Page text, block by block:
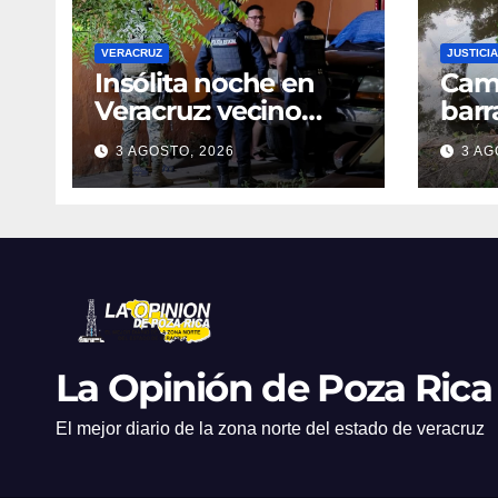
VERACRUZ
Insólita noche en
Veracruz: vecino
denuncia intento de
cateo tras viralizar
video captado por
3 AGOSTO, 2026
JUSTICIA
en
3
La Opinión de Poza Rica
El mejor diario de la zona norte del estado de veracruz